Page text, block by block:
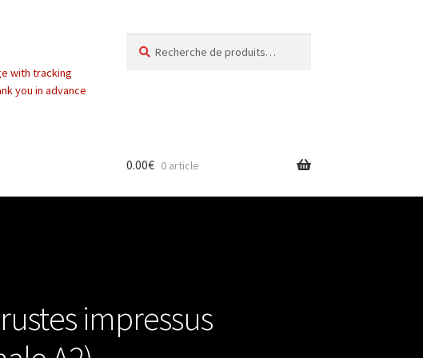
with tracking
you in advance
pour :
0.00€ 0 article
impressus